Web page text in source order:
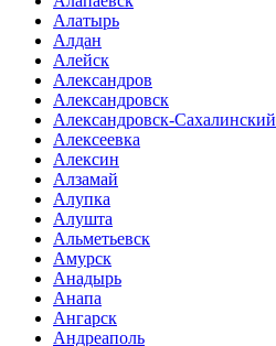
Алатырь
Алдан
Алейск
Александров
Александровск
Александровск-Сахалинский
Алексеевка
Алексин
Алзамай
Алупка
Алушта
Альметьевск
Амурск
Анадырь
Анапа
Ангарск
Андреаполь